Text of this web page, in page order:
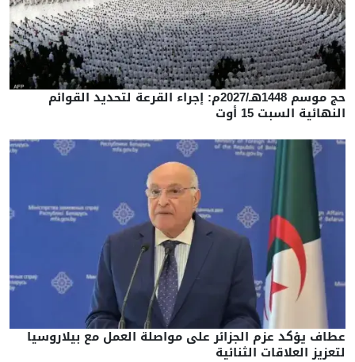
حج موسم 1448هـ/2027م: إجراء القرعة لتحديد القوائم
النهائية السبت 15 أوت
عطاف يؤكد عزم الجزائر على مواصلة العمل مع بيلاروسيا
لتعزيز العلاقات الثنائية